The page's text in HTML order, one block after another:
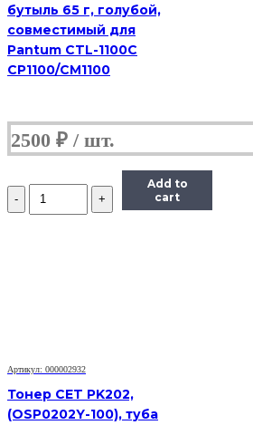
бутыль 65 г, голубой,
совместимый для
Pantum CTL-1100C
CP1100/CM1100
2500 ₽
Количество
Тонер
банка
Add to
cart
Артикул: 000002932
Тонер CET PK202,
(OSP0202Y-100), туба